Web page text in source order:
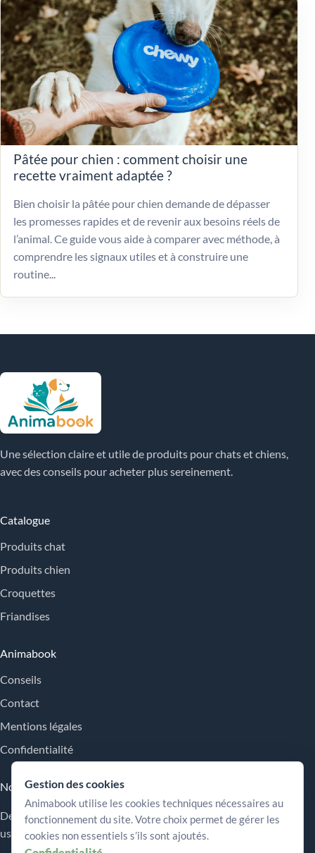
Pâtée pour chien : comment choisir une
recette vraiment adaptée ?
Bien choisir la pâtée pour chien demande de dépasser
les promesses rapides et de revenir aux besoins réels de
l’animal. Ce guide vous aide à comparer avec méthode, à
comprendre les signaux utiles et à construire une
routine...
Une sélection claire et utile de produits pour chats et chiens,
avec des conseils pour acheter plus sereinement.
Catalogue
Produits chat
Produits chien
Croquettes
Friandises
Animabook
Conseils
Contact
Mentions légales
Confidentialité
Nos engagements
Des repères simples pour comparer les offres, comprendre les
usages et choisir plus sereinement.
Gestion des cookies
Animabook utilise les cookies techniques nécessaires au
fonctionnement du site. Votre choix permet de gérer les
cookies non essentiels s’ils sont ajoutés.